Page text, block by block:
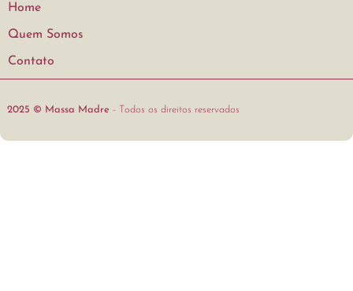
Home
Quem Somos
Contato
2025 © Massa Madre - Todos os direitos reservados